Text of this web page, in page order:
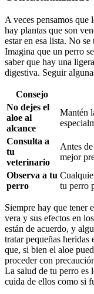
A veces pensamos que
hay plantas que son
estar en esa lista. No
Imagina que un perro
saber que hay una
digestiva. Seguir
Consejo
No dejes el
aloe al
alcance
Mantén
Consulta a
tu
veterinario
Antes
mejor
Observa a tu
perro
tu perro
Siempre hay que tener
vera y sus efectos en
están de acuerdo, y
tratar pequeñas heridas
que, si bien el aloe
proceder con
La salud de tu perro es
cuida de ellos como si